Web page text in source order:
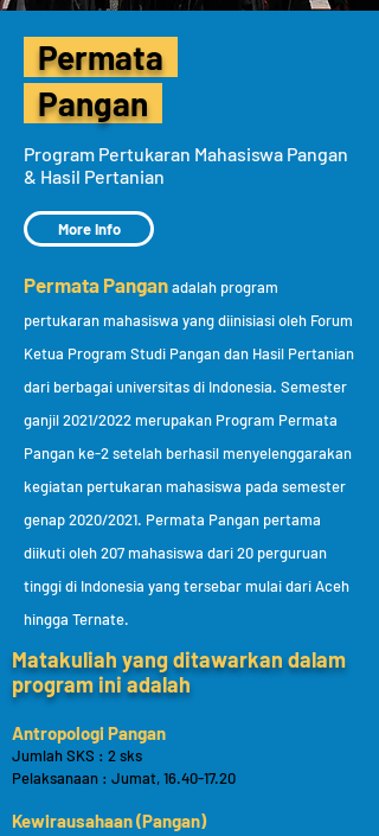
Permata
Pangan
Program Pertukaran Mahasiswa Pangan
& Hasil Pertanian
More Info
Permata Panganadalah program
pertukaran mahasiswa yang diinisiasi oleh Forum
Ketua Program Studi Pangan dan Hasil Pertanian
dari berbagai universitas di Indonesia. Semester
ganjil 2021/2022 merupakan Program Permata
Pangan ke-2 setelah berhasil menyelenggarakan
kegiatan pertukaran mahasiswa pada semester
genap 2020/2021. Permata Pangan pertama
diikuti oleh 207 mahasiswa dari 20 perguruan
tinggi di Indonesia yang tersebar mulai dari Aceh
hingga Ternate.
Matakuliah yang ditawarkan dalam
program ini adalah
Antropologi Pangan
Jumlah SKS : 2 sks
Pelaksanaan : Jumat,16.40-17.20
Kewirausahaan (Pangan)